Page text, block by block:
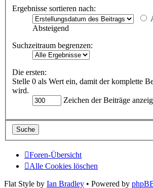
Ergebnisse sortieren nach:
Absteigend
Suchzeitraum begrenzen:
Die ersten:
Stelle 0 als Wert ein, damit der komplette
wird.
Zeichen der Beiträge
Foren-Übersicht
Alle Cookies löschen
Flat Style by Ian Bradley • Powered by